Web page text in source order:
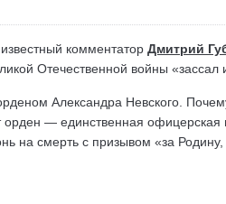
комментатор Дмитрий
Отечественной войны
Александра Невского.
— единственная
на смерть с призывом «за Родину,